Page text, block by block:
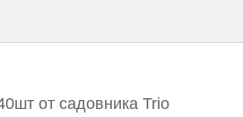
от садовника Trio